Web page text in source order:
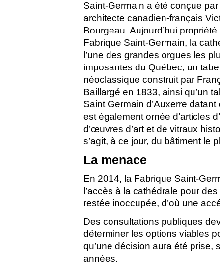
Saint‑Germain a été conçue
architecte canadien‑français
Bourgeau. Aujourd’hui propriété
Fabrique Saint‑Germain, la
l’une des grandes orgues les
imposantes du Québec, un
néoclassique construit par
Baillargé en 1833, ainsi qu’un
Saint Germain d’Auxerre
est également ornée d’articles
d’œuvres d’art et de vitraux
s’agit, à ce jour, du bâtiment le
La menace
En 2014, la Fabrique
l’accès à la cathédrale pour
restée inoccupée, d’où une
Des consultations publiques
déterminer les options viables
qu’une décision aura été
années.